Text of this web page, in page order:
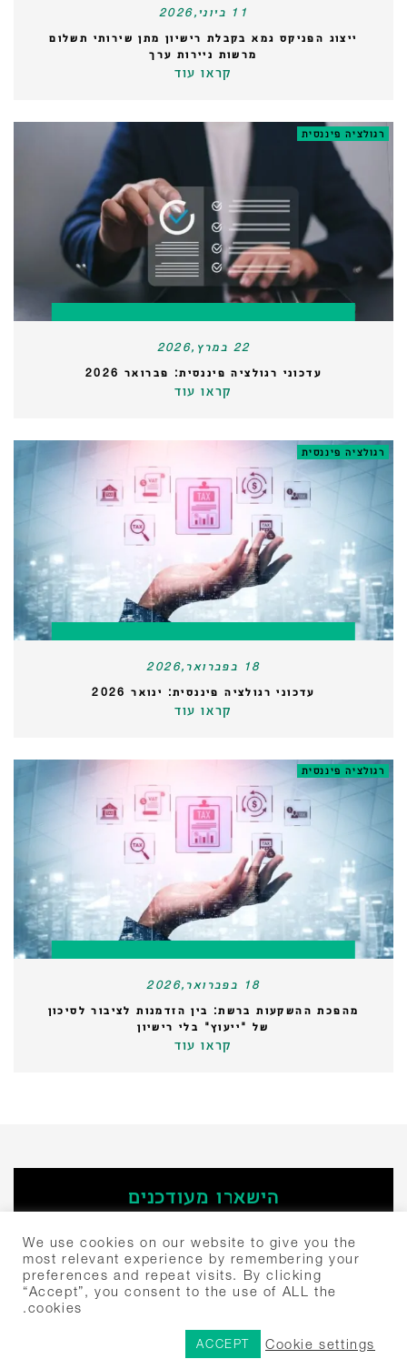
11 ביוני,2026
ייצוג הפניקס גמא בקבלת רישיון מתן שירותי תשלום
מרשות ניירות ערך
קראו עוד
רגולציה פיננסית
22 במרץ,2026
עדכוני רגולציה פיננסית: פברואר 2026
קראו עוד
רגולציה פיננסית
18 בפברואר,2026
עדכוני רגולציה פיננסית: ינואר 2026
קראו עוד
רגולציה פיננסית
18 בפברואר,2026
מהפכת ההשקעות ברשת: בין הזדמנות לציבור לסיכון
של "ייעוץ" בלי רישיון
קראו עוד
הישארו מעודכנים
חיפוש:
We use cookies on our website to give you the
most relevant experience by remembering your
preferences and repeat visits. By clicking
“Accept”, you consent to the use of ALL the
cookies.
Cookie settings
ACCEPT